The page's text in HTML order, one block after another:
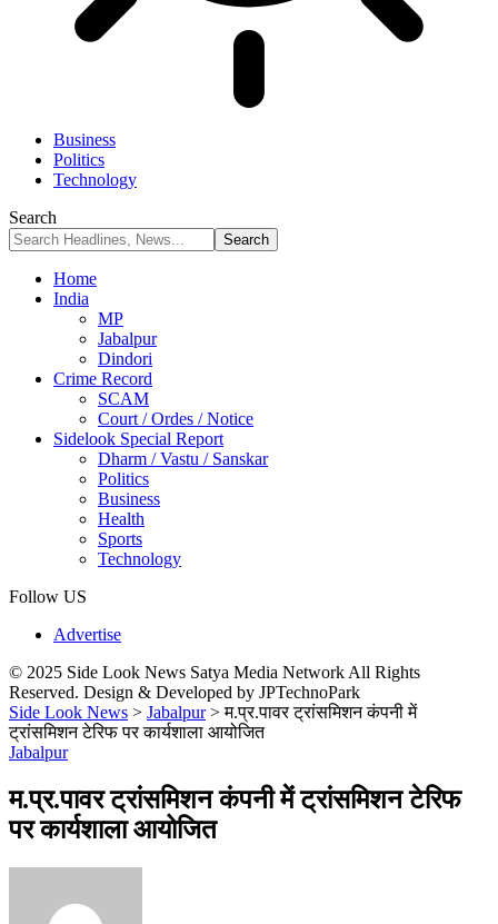
Business
Politics
Technology
Search
Home
India
MP
Jabalpur
Dindori
Crime Record
SCAM
Court / Ordes / Notice
Sidelook Special Report
Dharm / Vastu / Sanskar
Politics
Business
Health
Sports
Technology
Follow US
Advertise
© 2025 Side Look News Satya Media Network All Rights
Reserved. Design & Developed by JPTechnoPark
Side Look News > Jabalpur>म.प्र.पावर ट्रांसमिशन कंपनी में
ट्रांसमिशन टेरिफ पर कार्यशाला आयोजित
Jabalpur
म.प्र.पावर ट्रांसमिशन कंपनी में ट्रांसमिशन टेरिफ
पर कार्यशाला आयोजित